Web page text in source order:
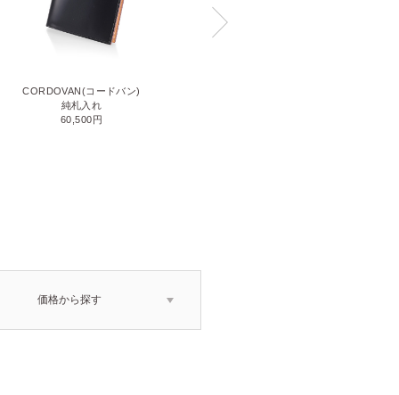
CORDOVAN(コードバン)
純札入れ
60,500円
価格から探す